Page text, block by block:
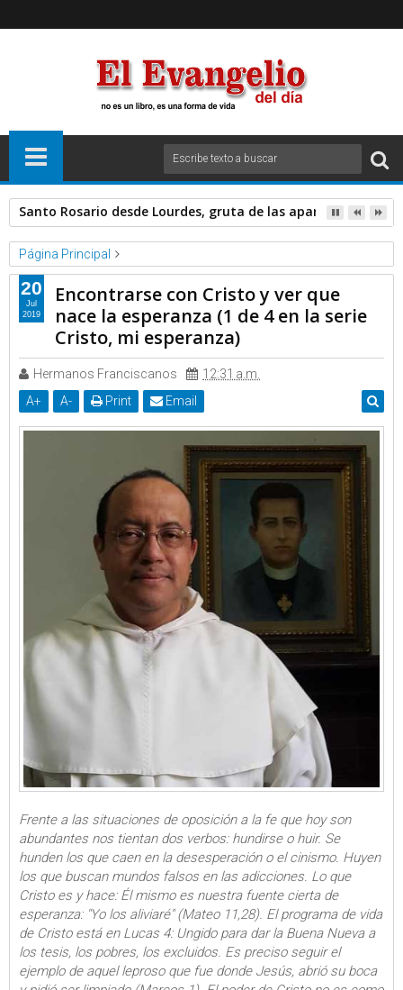
Santo Rosario desde Lourdes, gruta de las apariciones.
Página Principal
Fray Nelson Medina Garcia OP
Videos
Encontrarse con Cristo y ver que nace la esperanza (1 de 4 en la
serie Cristo, mi esperanza)
Encontrarse con Cristo y ver que
nace la esperanza (1 de 4 en la serie
Cristo, mi esperanza)
Hermanos Franciscanos
12:31 a.m.
A+ A- Print Email
Frente a las situaciones de oposición a la fe que hoy son
abundantes nos tientan dos verbos: hundirse o huir. Se
hunden los que caen en la desesperación o el cinismo. Huyen
los que buscan mundos falsos en las adicciones. Lo que
Cristo es y hace: Él mismo es nuestra fuente cierta de
esperanza: "Yo los aliviaré" (Mateo 11,28). El programa de vida
de Cristo está en Lucas 4: Ungido para dar la Buena Nueva a
los tesis, los pobres, los excluidos. Es preciso seguir el
ejemplo de aquel leproso que fue donde Jesús, abrió su boca
20
Jul
2019